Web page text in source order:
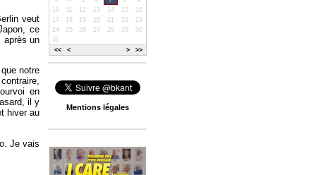
veut
ce
après un
notre
en
il y
hiver au
Je vais
<< < > >>
10
11 12 13 14 15
16
17
18 19 20 21 22
23
24
25 26 27 28 29
30
31
Mentions légales